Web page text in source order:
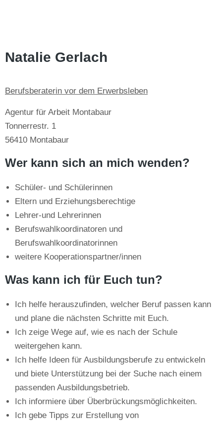
Natalie Gerlach
Berufsberaterin vor dem Erwerbsleben
Agentur für Arbeit Montabaur
Tonnerrestr. 1
56410 Montabaur
Wer kann sich an mich wenden?
Schüler- und Schülerinnen
Eltern und Erziehungsberechtige
Lehrer-und Lehrerinnen
Berufswahlkoordinatoren und
Berufswahlkoordinatorinnen
weitere Kooperationspartner/innen
Was kann ich für Euch tun?
Ich helfe herauszufinden, welcher Beruf passen kann
und plane die nächsten Schritte mit Euch.
Ich zeige Wege auf, wie es nach der Schule
weitergehen kann.
Ich helfe Ideen für Ausbildungsberufe zu entwickeln
und biete Unterstützung bei der Suche nach einem
passenden Ausbildungsbetrieb.
Ich informiere über Überbrückungsmöglichkeiten.
Ich gebe Tipps zur Erstellung von